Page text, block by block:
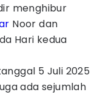
menghibur
Noor dan
Hari kedua
5 Juli 2025
ada sejumlah